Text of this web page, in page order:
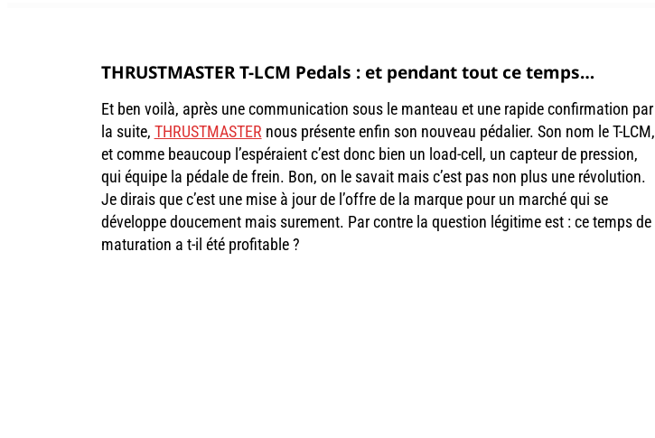
THRUSTMASTER T-LCM Pedals : et pendant tout ce temps…
Et ben voilà, après une communication sous le manteau et une rapide confirmation par
la suite, THRUSTMASTER nous présente enfin son nouveau pédalier. Son nom le T-LCM,
et comme beaucoup l’espéraient c’est donc bien un load-cell, un capteur de pression,
qui équipe la pédale de frein. Bon, on le savait mais c’est pas non plus une révolution.
Je dirais que c’est une mise à jour de l’offre de la marque pour un marché qui se
développe doucement mais surement. Par contre la question légitime est : ce temps de
maturation a t-il été profitable ?